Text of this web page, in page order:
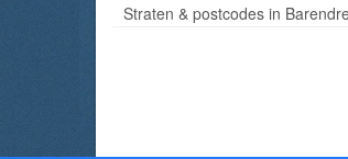
Straten & postcodes in